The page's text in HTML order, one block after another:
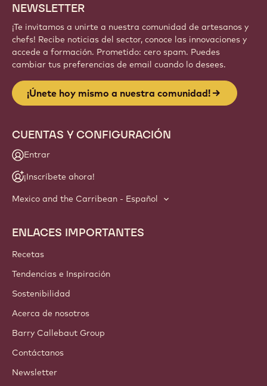
NEWSLETTER
¡Te invitamos a unirte a nuestra comunidad de artesanos y
chefs! Recibe noticias del sector, conoce las innovaciones y
accede a formación. Prometido: cero spam. Puedes
cambiar tus preferencias de email cuando lo desees.
¡Únete hoy mismo a nuestra comunidad!
CUENTAS Y CONFIGURACIÓN
Entrar
¡Inscríbete ahora!
Mexico and the Carribean - Español
Footer
Callebaut
ENLACES IMPORTANTES
Recetas
Tendencias e Inspiración
Sostenibilidad
Acerca de nosotros
Barry Callebaut Group
Contáctanos
Newsletter